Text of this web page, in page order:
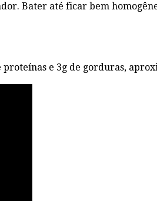
Bater até ficar bem
proteínas e 3g de gorduras,